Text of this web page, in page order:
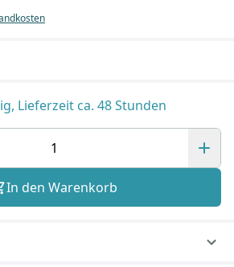
Lieferzeit ca. 48 Stunden
In den Warenkorb